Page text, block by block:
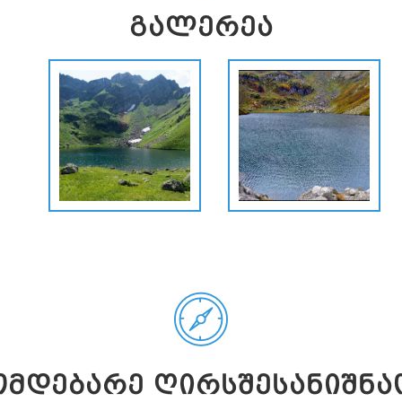
ᲒᲐᲚᲔᲠᲔᲐ